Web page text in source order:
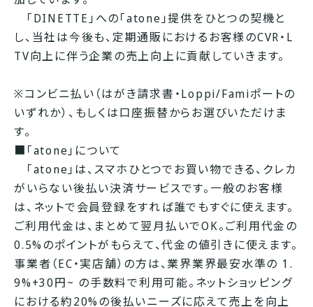
「DINETTE」への「atone」提供をひとつの契機と
し、当社は今後も、定期通販におけるお客様のCVR・L
TV向上に伴う企業の売上向上に貢献していきます。
※コンビニ払い（はがき請求書・Loppi/Famiポートの
いずれか）、もしくは口座振替からお選びいただけま
す。
■「atone」について
「atone」は、スマホひとつでお買い物できる、クレカ
がいらない後払い決済サービスです。一般のお客様
は、ネットで会員登録をすれば誰でもすぐに使えます。
ご利用代金は、まとめて翌月払いでOK。ご利用代金の
0.5%のポイントがもらえて、代金の値引きに使えます。
事業者（EC・実店舗）の方は、業界業界最安水準の 1.
9%+30円~ の手数料で利用可能。ネットショッピング
における約20%の後払いニーズに応えて売上を向上